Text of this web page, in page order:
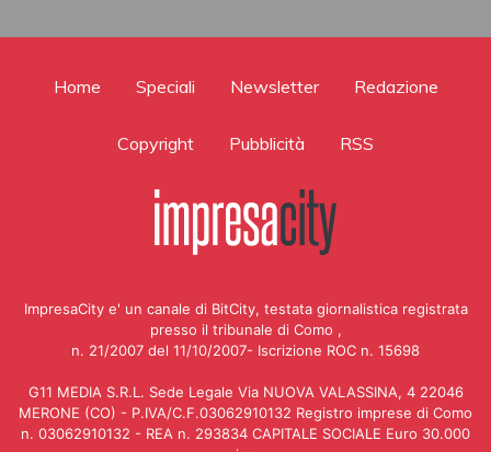
Home Speciali Newsletter Redazione
Copyright Pubblicità RSS
ImpresaCity e' un canale di BitCity, testata giornalistica registrata
presso il tribunale di Como ,
n. 21/2007 del 11/10/2007- Iscrizione ROC n. 15698
G11 MEDIA S.R.L. Sede Legale Via NUOVA VALASSINA, 4 22046
MERONE (CO) - P.IVA/C.F.03062910132 Registro imprese di Como
n. 03062910132 - REA n. 293834 CAPITALE SOCIALE Euro 30.000